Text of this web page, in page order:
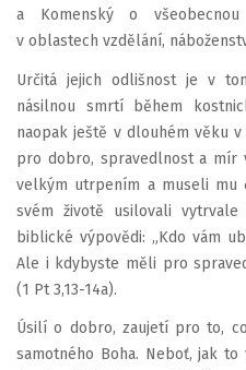
a Komenský o
v oblastech vzdělání,
Určitá jejich odlišnost je v
násilnou smrtí během
naopak ještě v dlouhém věku
pro dobro, spravedlnost a mír
velkým utrpením a museli mu
svém životě usilovali
biblické výpovědi: „Kdo vám
Ale i kdybyste měli pro
(1 Pt 3,13-14a).
Úsilí o dobro, zaujetí pro to,
samotného Boha. Neboť, jak to